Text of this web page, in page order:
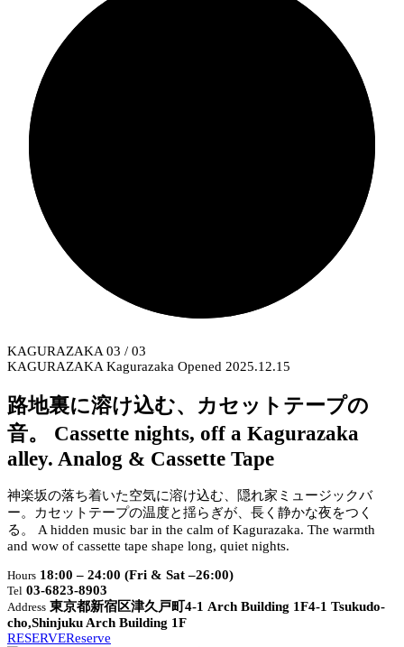
KAGURAZAKA 03 / 03
KAGURAZAKA Kagurazaka Opened 2025.12.15
路地裏に溶け込む、カセットテープの
音。
Cassette nights, off a Kagurazaka
alley. Analog & Cassette Tape
神楽坂の落ち着いた空気に溶け込む、隠れ家ミュージックバ
ー。カセットテープの温度と揺らぎが、長く静かな夜をつく
る。
A hidden music bar in the calm of Kagurazaka. The warmth
and wow of cassette tape shape long, quiet nights.
Hours 18:00 – 24:00 (Fri & Sat –26:00)
Tel 03-6823-8903
Address 東京都新宿区津久戸町4-1 Arch Building 1F4-1 Tsukudo-
cho,Shinjuku Arch Building 1F
RESERVEReserve